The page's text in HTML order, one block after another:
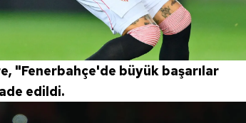
çerezlerle ilgili bilgi almak için lütfen
"Fenerbahçe'de büyük başarılar
edildi.